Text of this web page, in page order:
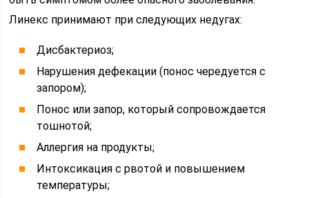
Линекс принимают при следующих недугах:
Дисбактериоз;
Нарушения дефекации (понос чередуется с
запором);
Понос или запор, который сопровождается
тошнотой;
Аллергия на продукты;
Интоксикация с рвотой и повышением
температуры;